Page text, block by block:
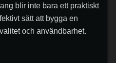
blir inte bara ett praktiskt
sätt att bygga en
och användbarhet.